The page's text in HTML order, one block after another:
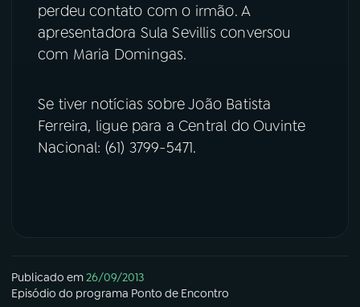
ACOMPANHE A RÁDIO NACIONAL
YouTube
TikTok
perdeu contato com o irmão. A
apresentadora Sula Sevillis conversou
com Maria Domingas.
Se tiver notícias sobre João Batista
Ferreira, ligue para a Central do Ouvinte
Nacional: (61) 3799-5471.
Publicado em26/09/2013
Episódio do programa Ponto de Encontro